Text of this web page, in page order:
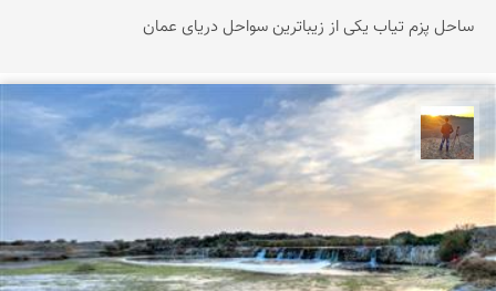
ساحل پزم تیاب یکی از زیباترین سواحل دریای عمان